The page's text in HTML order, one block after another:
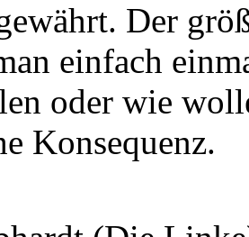
Der
einfach
oder wie
Konsequenz.